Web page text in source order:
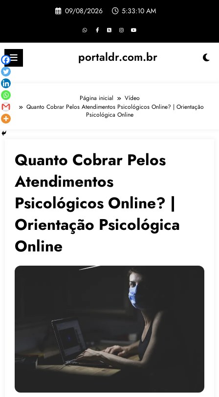
09/08/2026 5:33:11 AM
portaldr.com.br
Página inicial
Vídeo
Quanto Cobrar Pelos Atendimentos Psicológicos Online? | Orientação
Psicológica Online
Quanto Cobrar Pelos
Atendimentos
Psicológicos Online? |
Orientação Psicológica
Online